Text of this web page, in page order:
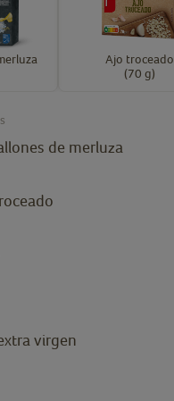
Ajo troceado
(70 g)
de merluza
virgen